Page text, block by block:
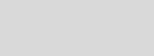
Assistência Técnica